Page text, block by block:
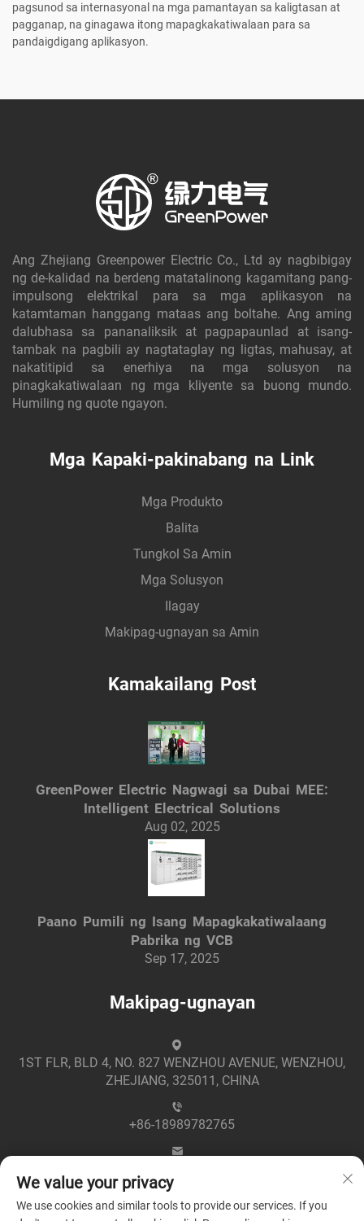
pagsunod sa internasyonal na mga pamantayan sa kaligtasan at
pagganap, na ginagawa itong mapagkakatiwalaan para sa
pandaigdigang aplikasyon.
Ang Zhejiang Greenpower Electric Co., Ltd ay nagbibigay
ng de-kalidad na berdeng matatalinong kagamitang pang-
impulsong elektrikal para sa mga aplikasyon na
katamtaman hanggang mataas ang boltahe. Ang aming
dalubhasa sa pananaliksik at pagpapaunlad at isang-
tambak na pagbili ay nagtataglay ng ligtas, mahusay, at
nakatitipid sa enerhiya na mga solusyon na
pinagkakatiwalaan ng mga kliyente sa buong mundo.
Humiling ng quote ngayon.
Mga Kapaki-pakinabang na Link
Mga Produkto
Balita
Tungkol Sa Amin
Mga Solusyon
Ilagay
Makipag-ugnayan sa Amin
Kamakailang Post
GreenPower Electric Nagwagi sa Dubai MEE:
Intelligent Electrical Solutions
Aug 02, 2025
Paano Pumili ng Isang Mapagkakatiwalaang
Pabrika ng VCB
Sep 17, 2025
Makipag-ugnayan
1ST FLR, BLD 4, NO. 827 WENZHOU AVENUE, WENZHOU,
ZHEJIANG, 325011, CHINA
+86-18989782765
We value your privacy
We use cookies and similar tools to provide our services. If you